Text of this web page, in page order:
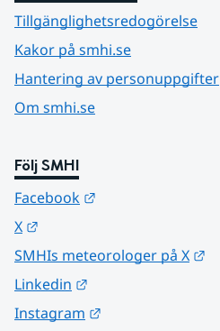
Tillgänglighetsredogörelse
Kakor på smhi.se
Hantering av personuppgifter
Om smhi.se
Följ SMHI
Facebook
X
SMHIs meteorologer på X
Linkedin
Instagram